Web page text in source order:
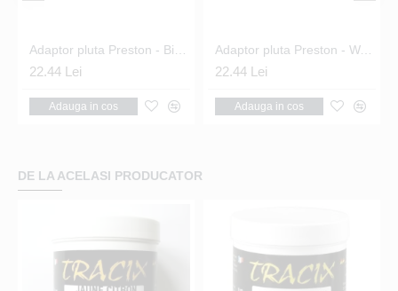
22.44 Lei
Adauga in cos
Adaptor pluta Preston - Waggler Adaptors
22.44 Lei
Adauga in cos
DE LA ACELASI PRODUCATOR